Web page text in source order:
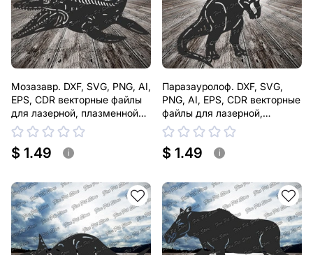
Мозазавр. DXF, SVG, PNG, AI,
EPS, CDR векторные файлы
для лазерной, плазменной
резки
$ 1.49 i
Паразауролоф. DXF, SVG,
PNG, AI, EPS, CDR векторные
файлы для лазерной,
плазменной резки
$ 1.49 i